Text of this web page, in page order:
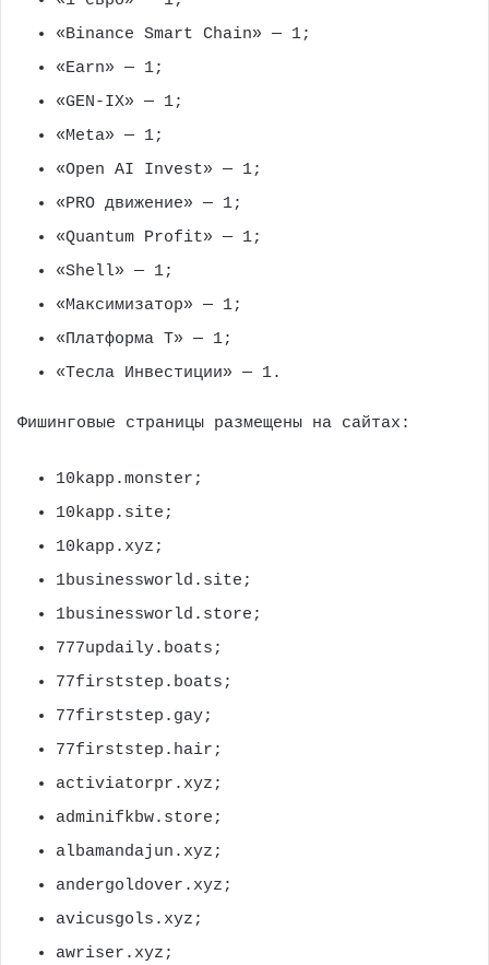
«Binance Smart Chain» — 1;
«Earn» — 1;
«GEN-IX» — 1;
«Meta» — 1;
«Open AI Invest» — 1;
«PRO движение» — 1;
«Quantum Profit» — 1;
«Shell» — 1;
«Максимизатор» — 1;
«Платформа Т» — 1;
«Тесла Инвестиции» — 1.
Фишинговые страницы размещены на сайтах:
10kapp.monster;
10kapp.site;
10kapp.xyz;
1businessworld.site;
1businessworld.store;
777updaily.boats;
77firststep.boats;
77firststep.gay;
77firststep.hair;
activiatorpr.xyz;
adminifkbw.store;
albamandajun.xyz;
andergoldover.xyz;
avicusgols.xyz;
awriser.xyz;